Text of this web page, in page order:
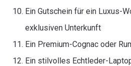
Ein Gutschein für ein Luxus-
exklusiven Unterkunft
Ein Premium-Cognac oder
Ein stilvolles Echtleder-